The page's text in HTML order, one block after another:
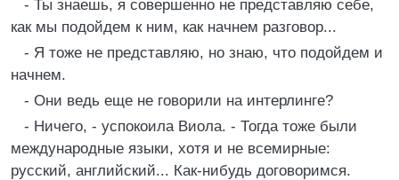
- Ты знаешь, я совершенно не представляю себе,
как мы подойдем к ним, как начнем разговор...
- Я тоже не представляю, но знаю, что подойдем и
начнем.
- Они ведь еще не говорили на интерлинге?
- Ничего, - успокоила Виола. - Тогда тоже были
международные языки, хотя и не всемирные:
русский, английский... Как-нибудь договоримся.